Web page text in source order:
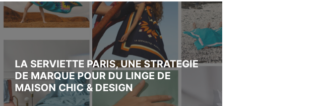
LA SERVIETTE PARIS, UNE STRATEGIE
DE MARQUE POUR DU LINGE DE
MAISON CHIC & DESIGN